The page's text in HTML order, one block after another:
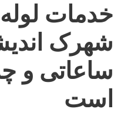
خدمات
شهرک
ساعاتی و
است